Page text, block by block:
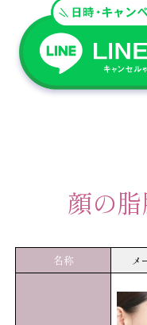
顔の
名称 メ